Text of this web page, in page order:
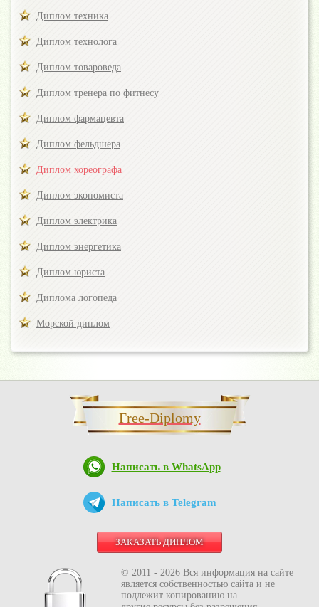
Диплом техника
Диплом технолога
Диплом товароведа
Диплом тренера по фитнесу
Диплом фармацевта
Диплом фельдшера
Диплом хореографа
Диплом экономиста
Диплом электрика
Диплом энергетика
Диплом юриста
Диплома логопеда
Морской диплом
Free-Diplomy
Написать в WhatsApp
Написать в Telegram
ЗАКАЗАТЬ ДИПЛОМ
© 2011 - 2026 Вся информация на сайте
является собственностью сайта и не
подлежит копированию на